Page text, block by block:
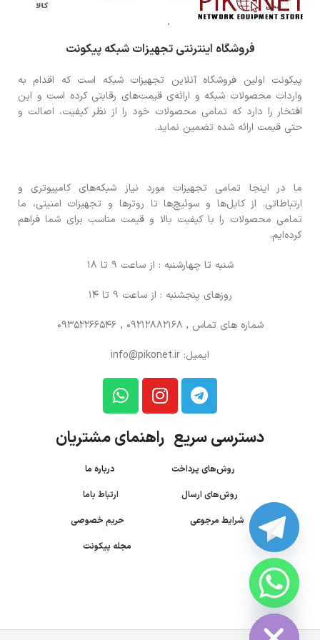
فروشگاه اینترنتی تجهیزات شبکه پیکونت
پیکونت اولین فروشگاه آنلاین تجهیزات شبکه است که اقدام به
واردات محصولات شبکه و ارائه‌ی قیمت‌های رقابتی کرده است و این
افتخار را دارد که تمامی محصولات خود را از نظر کیفیت، اصالت و
حتی قیمت ارائه شده تضمین نماید.
ما در اینجا تمامی تجهیزات مورد نیاز شبکه‌های کامپیوتری و
ارتباطاتی. از کابل‌ها و سوئیچ‌ها تا روترها و تجهیزات امنیتی، ما
تمامی محصولات را با کیفیت بالا و قیمت مناسب برای شما فراهم
کرده‌ایم.
شنبه تا چهارشنبه : از ساعت 9 تا 18
روزهای پنجشنبه : از ساعت 9 تا 14
شماره های تماس , 09212882168 , 09352266546
ایمیل: info@pikonet.ir
دسترسی سریع راهنمای مشتریان
روش‌های پرداخت درباره ما
روش‌های ارسال
ارتباط باما
شرایط مرجوعی
حریم خصوصی
مجله پیکونت
HIDE
CHATY